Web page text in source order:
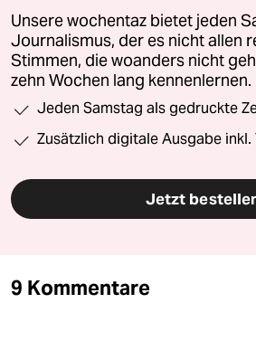
Unsere wochentaz bietet jeden
Journalismus, der es nicht allen
Stimmen, die woanders nicht
zehn Wochen lang kennenlernen.
Jeden Samstag als gedruckte
Zusätzlich digitale Ausgabe
Jetzt
9 Kommentare